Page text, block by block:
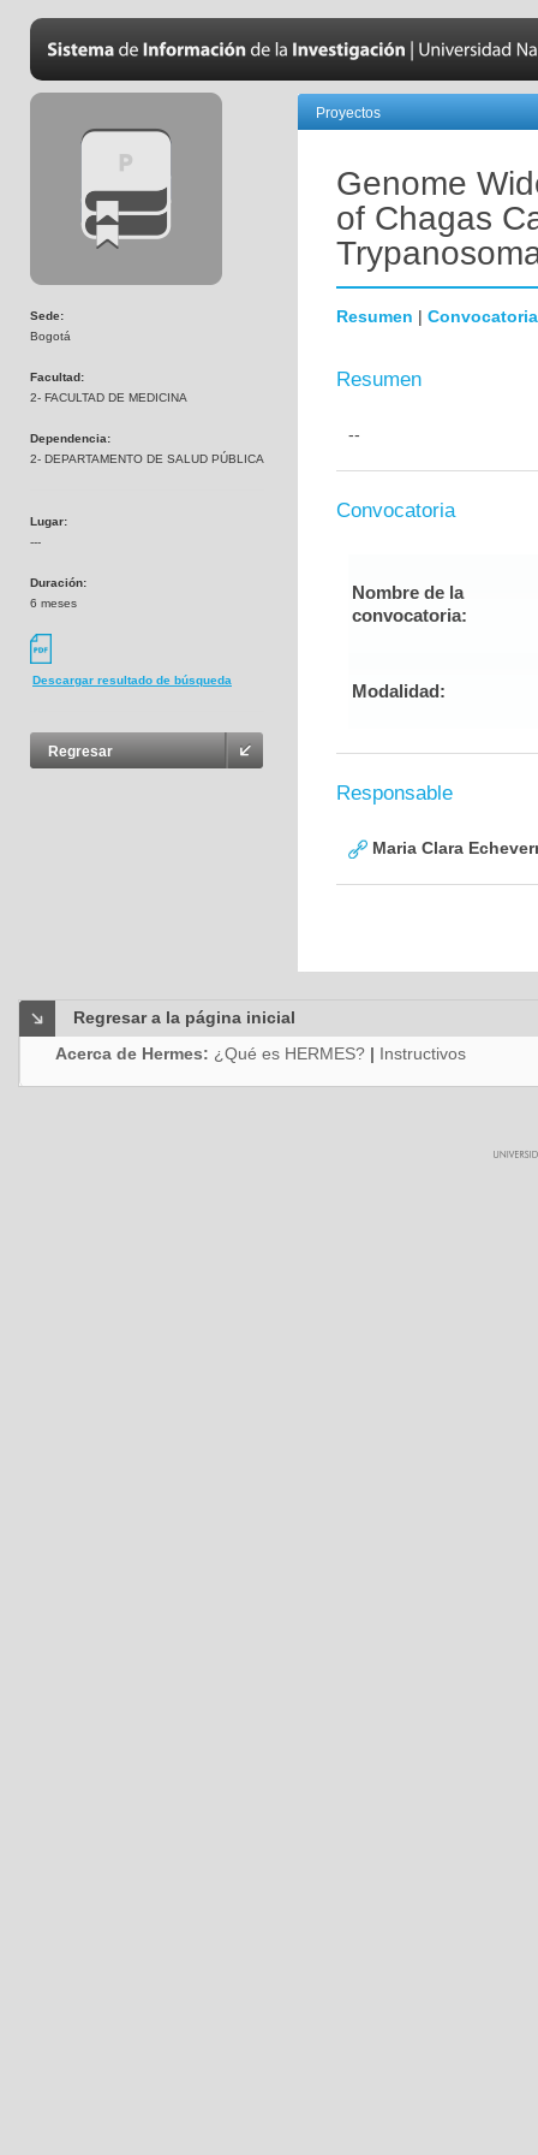
Sede:
Bogotá
Facultad:
2- FACULTAD DE MEDICINA
Dependencia:
2- DEPARTAMENTO DE SALUD PÚBLICA
Lugar:
---
Duración:
6 meses
Descargar resultado de búsqueda
Regresar
Proyectos
Genome
of Chagas
Resumen | Convocatoria
Resumen
--
Convocatoria
Nombre de la
convocatoria:
Modalidad:
Responsable
Maria Clara
Regresar a la página inicial
Acerca de Hermes: ¿Qué es HERMES? | Instructivos